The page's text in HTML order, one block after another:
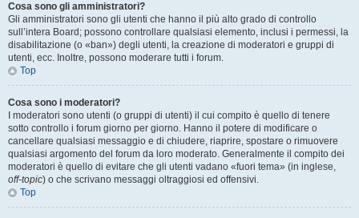
Cosa sono gli amministratori?
Gli amministratori sono gli utenti che hanno il più alto grado di controllo
sull’intera Board; possono controllare qualsiasi elemento, inclusi i permessi, la
disabilitazione (o «ban») degli utenti, la creazione di moderatori e gruppi di
utenti, ecc. Inoltre, possono moderare tutti i forum.
Top
Cosa sono i moderatori?
I moderatori sono utenti (o gruppi di utenti) il cui compito è quello di tenere
sotto controllo i forum giorno per giorno. Hanno il potere di modificare o
cancellare qualsiasi messaggio e di chiudere, riaprire, spostare o rimuovere
qualsiasi argomento del forum da loro moderato. Generalmente il compito dei
moderatori è quello di evitare che gli utenti vadano «fuori tema» (in inglese,
off-topic) o che scrivano messaggi oltraggiosi ed offensivi.
Top